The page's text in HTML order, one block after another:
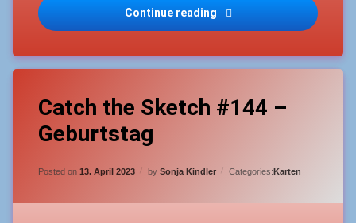
Continue reading Catch the Sketch #145 –
Catch the Sketch #144 –
Geburtstag
Posted on 13. April 2023 by Sonja Kindler Categories:Karten
Catch
the
Sketch
a
Comment
on
Catch
Sketch